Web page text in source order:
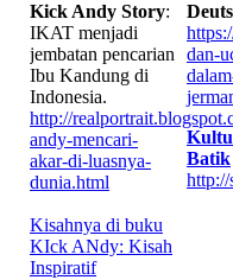
Kick Andy Story:
IKAT menjadi
jembatan pencarian
Ibu Kandung di
Indonesia.
http://
andy-mencari-
akar-di-luasnya-
dunia.html
Kisahnya di buku
KIck ANdy: Kisah
Inspiratif
dan-
Batik
http://